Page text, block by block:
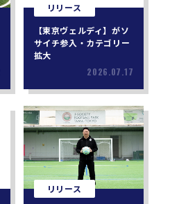
リリース
【東京ヴェルディ】がソ
サイチ参入・カテゴリー
拡大
2026.07.17
リリース